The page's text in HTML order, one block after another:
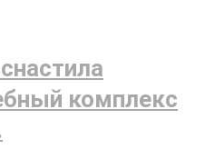
комплекс